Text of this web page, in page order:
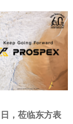
，莅临东方表